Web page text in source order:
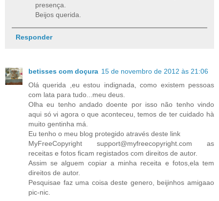
presença.
Beijos querida.
Responder
betisses com doçura 15 de novembro de 2012 às 21:06
Olá querida ,eu estou indignada, como existem pessoas
com lata para tudo...meu deus.
Olha eu tenho andado doente por isso não tenho vindo
aqui só vi agora o que aconteceu, temos de ter cuidado hà
muito gentinha má.
Eu tenho o meu blog protegido através deste link
MyFreeCopyright support@myfreecopyright.com as
receitas e fotos ficam registados com direitos de autor.
Assim se alguem copiar a minha receita e fotos,ela tem
direitos de autor.
Pesquisae faz uma coisa deste genero, beijinhos amigaao
pic-nic.